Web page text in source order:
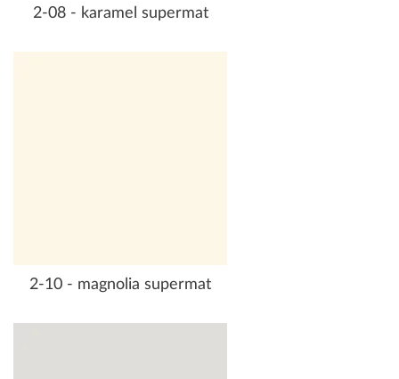
2-08 - karamel supermat
2-10 - magnolia supermat